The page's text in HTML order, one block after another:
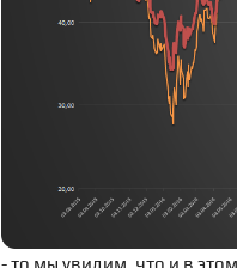
- то мы увидим, что и в